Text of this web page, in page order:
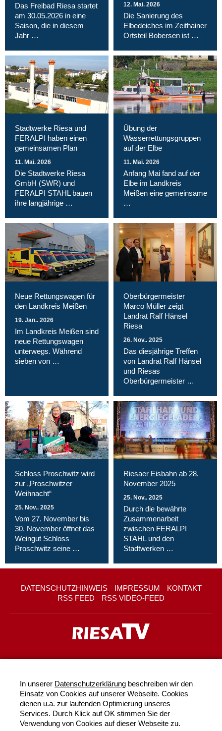
Das Freibad Riesa startet
am 30.05.2026 in eine
Saison, die in diesem
Jahr …
12. Mai. 2026
Die Sanierung des
Elbedeiches im Zeithainer
Ortsteil Bobersen ist …
Stadtwerke Riesa und
FERALPI haben einen
gemeinsamen Plan
11. Mai. 2026
Die Stadtwerke Riesa
GmbH (SWR) und
FERALPI STAHL bauen
ihre langjährige …
Übung der
Wasserrettungsgruppen
auf der Elbe
11. Mai. 2026
Anfang Mai fand auf der
Elbe im Landkreis
Meißen eine gemeinsame
…
Neue Rettungswagen für
den Landkreis Meißen
19. Jan.. 2026
Im Landkreis Meißen sind
neue Rettungswagen
unterwegs. Während
sieben von …
Oberbürgermeister
Marco Müller zeigt
Landrat Ralf Hänsel
Riesa
26. Nov.. 2025
Das diesjährige Treffen
von Landrat Ralf Hänsel
und Riesas
Oberbürgermeister …
Schloss Proschwitz wird
zur „Proschwitzer
Weihnacht“
25. Nov.. 2025
Vom 27. November bis
30. November öffnet das
Weingut Schloss
Proschwitz seine …
Riesaer Eisbahn ab 28.
November 2025
25. Nov.. 2025
Durch die bewährte
Zusammenarbeit
zwischen FERALPI
STAHL und den
Stadtwerken …
DATENSCHUTZHINWEIS IMPRESSUM
KONTAKT
RSS FEED
RSS VIDEO-FEED
In unserer Datenschutzerklärung beschreiben wir den
Einsatz von Cookies auf unserer Webseite. Cookies
dienen u.a. zur laufenden Optimierung unseres
Services. Durch Klick auf OK stimmen Sie der
Verwendung von Cookies auf dieser Webseite zu.